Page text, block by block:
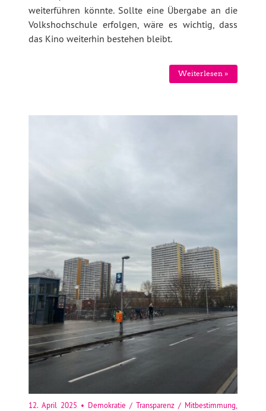
weiterführen könnte. Sollte eine Übergabe an die
Volkshochschule erfolgen, wäre es wichtig, dass
das Kino weiterhin bestehen bleibt.
Weiterlesen »
12. April 2025 • Demokratie / Transparenz / Mitbestimmung